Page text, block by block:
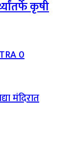
कृषी
0